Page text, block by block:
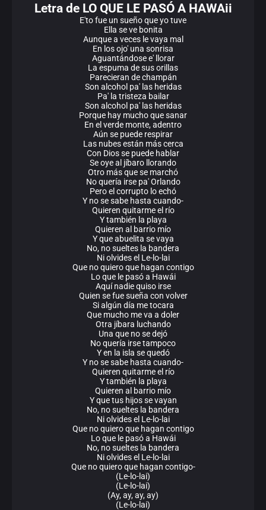
Letra de LO QUE LE PASÓ A HAWAii
E'to fue un sueño que yo tuve
Ella se ve bonita
Aunque a veces le vaya mal
En los ojo' una sonrisa
Aguantándose e' llorar
La espuma de sus orillas
Parecieran de champán
Son alcohol pa' las heridas
Pa' la tristeza bailar
Son alcohol pa' las heridas
Porque hay mucho que sanar
En el verde monte, adentro
Aún se puede respirar
Las nubes están más cerca
Con Dios se puede hablar
Se oye al jíbaro llorando
Otro más que se marchó
No quería irse pa' Orlando
Pero el corrupto lo echó
Y no se sabe hasta cuando-
Quieren quitarme el río
Y también la playa
Quieren al barrio mío
Y que abuelita se vaya
No, no sueltes la bandera
Ni olvides el Le-lo-lai
Que no quiero que hagan contigo
Lo que le pasó a Hawái
Aquí nadie quiso irse
Quien se fue sueña con volver
Si algún día me tocara
Que mucho me va a doler
Otra jíbara luchando
Una que no se dejó
No quería irse tampoco
Y en la isla se quedó
Y no se sabe hasta cuando-
Quieren quitarme el río
Y también la playa
Quieren al barrio mío
Y que tus hijos se vayan
No, no sueltes la bandera
Ni olvides el Le-lo-lai
Que no quiero que hagan contigo
Lo que le pasó a Hawái
No, no sueltes la bandera
Ni olvides el Le-lo-lai
Que no quiero que hagan contigo-
(Le-lo-lai)
(Le-lo-lai)
(Ay, ay, ay, ay)
(Le-lo-lai)